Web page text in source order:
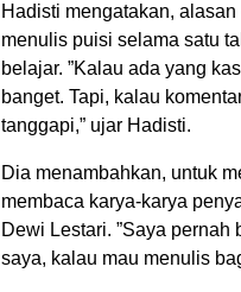
Hadisti mengatakan,
menulis puisi selama satu
belajar. ”Kalau ada yang
banget. Tapi, kalau
tanggapi,” ujar Hadisti.
Dia menambahkan, untuk
membaca karya-karya
Dewi Lestari. ”Saya
saya, kalau mau menulis